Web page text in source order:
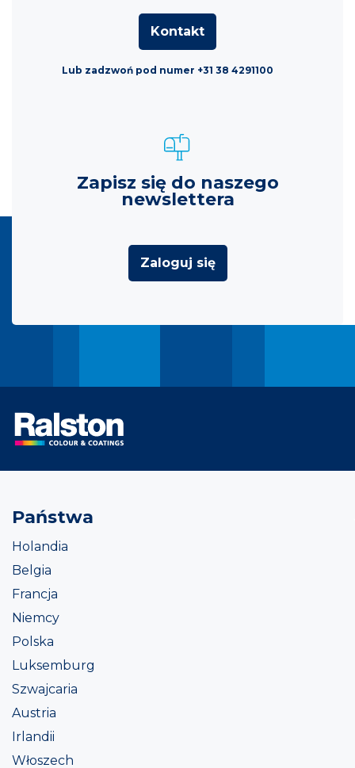
Kontakt
Lub zadzwoń pod numer +31 38 4291100
Zapisz się do naszego
newslettera
Zaloguj się
Państwa
Holandia
Belgia
Francja
Niemcy
Polska
Luksemburg
Szwajcaria
Austria
Irlandii
Włoszech